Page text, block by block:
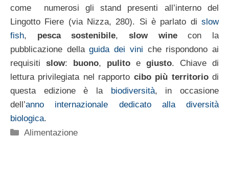
come numerosi gli stand presenti all’interno del
Lingotto Fiere (via Nizza, 280). Si è parlato di slow
fish, pesca sostenibile,slow winecon la
pubblicazione dellaguida dei vini che rispondono ai
requisiti slow: buono, pulito e giusto. Chiave di
lettura privilegiata nel rapporto cibo più territoriodi
questa edizione è la biodiversità, in occasione
dell’anno internazionale dedicato alla diversità
biologica.
Categorie
Alimentazione